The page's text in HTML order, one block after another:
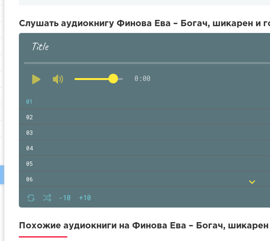
Слушать аудиокнигу Финова Ева – Богач, шикарен и
Title
0:00
-10 +10
01
02
03
04
05
06
07
08
09
Похожие аудиокниги на Финова Ева – Богач,